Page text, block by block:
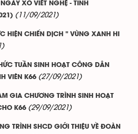
XÔ VIẾT NGHỆ - TĨNH
(11/09/2021)
HIỆN CHIẾN DỊCH " VÙNG XANH HI
TUẦN SINH HOẠT CÔNG DÂN
VIÊN K66 (27/09/2021)
GIA CHƯƠNG TRÌNH SINH HOẠT
K66 (29/09/2021)
TRÌNH SHCD GIỚI THIỆU VỀ ĐOÀN